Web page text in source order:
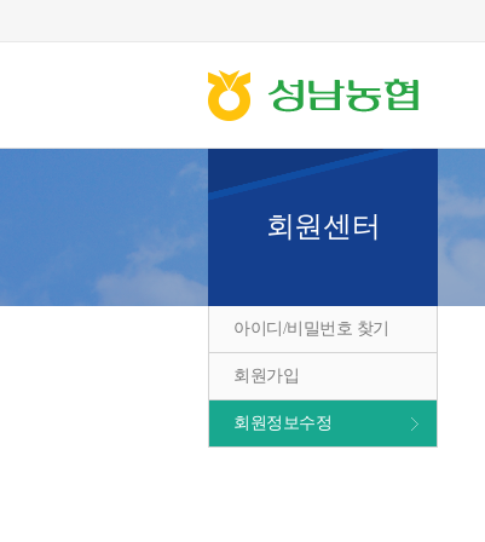
회원센터
아이디/비밀번호 찾기
회원가입
회원정보수정